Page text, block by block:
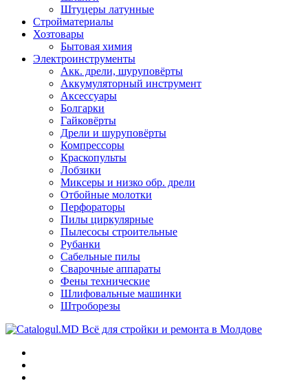
Штуцеры латунные
Стройматериалы
Хозтовары
Бытовая химия
Электроинструменты
Акк. дрели, шуруповёрты
Аккумуляторный инструмент
Аксессуары
Болгарки
Гайковёрты
Дрели и шуруповёрты
Компрессоры
Краскопульты
Лобзики
Миксеры и низко обр. дрели
Отбойные молотки
Перфораторы
Пилы циркулярные
Пылесосы строительные
Рубанки
Сабельные пилы
Сварочные аппараты
Фены технические
Шлифовальные машинки
Штроборезы
Всё для стройки и ремонта в Молдове